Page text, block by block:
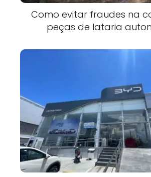
Como evitar fraudes na
peças de lataria